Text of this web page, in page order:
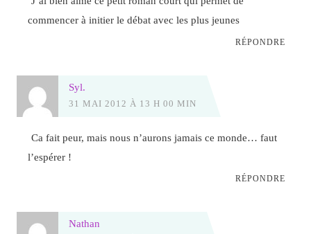
commencer à initier le débat avec les plus jeunes
RÉPONDRE
Syl.
31 MAI 2012 À 13 H 00 MIN
Ca fait peur, mais nous n’aurons jamais ce monde… faut
l’espérer !
RÉPONDRE
Nathan